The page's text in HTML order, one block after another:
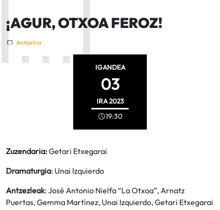
¡AGUR, OTXOA FEROZ!
Antzerkia
IGANDEA
03
IRA2023
19:30
Zuzendaria:Getari Etxegarai
Dramaturgia: Unai Izquierdo
Antzezleak: José Antonio Nielfa “La Otxoa”, Arnatz
Puertas, Gemma Martínez, Unai Izquierdo, Getari Etxegarai